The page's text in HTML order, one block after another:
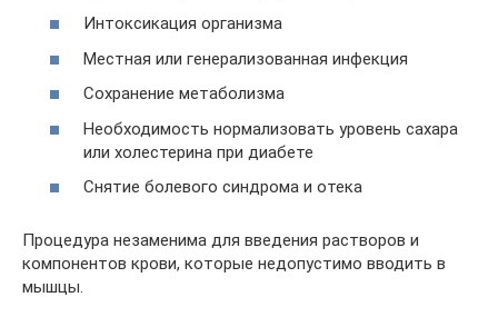
Интоксикация организма
Местная или генерализованная инфекция
Сохранение метаболизма
Необходимость нормализовать уровень сахара
или холестерина при диабете
Снятие болевого синдрома и отека
Процедура незаменима для введения растворов и
компонентов крови, которые недопустимо вводить в
мышцы.